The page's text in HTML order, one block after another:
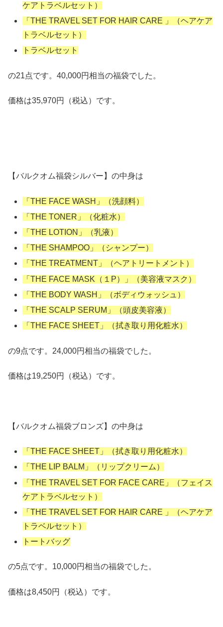
ケアトラベルセット）
「THE TRAVEL SET FOR HAIR CARE 」（ヘアケア
トラベルセット）
トラベルセット
の21点です。40,000円相当の福袋でした。
価格は35,970円（税込）です。
【バルクオム福袋シルバー】の中身は
「THE FACE WASH」（洗顔料）
「THE TONER」（化粧水）
「THE LOTION」（乳液）
「THE SHAMPOO」（シャンプー）
「THE TREATMENT」（ヘアトリートメント）
「THE FACE MASK（１P）」（美容液マスク）
「THE BODY WASH」（ボディウォッシュ）
「THE SCALP SERUM」（頭皮美容液）
「THE FACE SHEET」（拭き取り用化粧水）
の9点です。24,000円相当の福袋でした。
価格は19,250円（税込）です。
【バルクオム福袋ブロンズ】の中身は
「THE FACE SHEET」（拭き取り用化粧水）
「THE LIP BALM」（リップクリーム）
「THE TRAVEL SET FOR FACE CARE」（フェイス
ケアトラベルセット）
「THE TRAVEL SET FOR HAIR CARE 」（ヘアケア
トラベルセット）
トートバッグ
の5点です。10,000円相当の福袋でした。
価格は8,450円（税込）です。